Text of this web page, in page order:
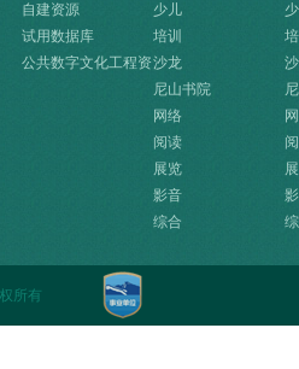
自建资源
试用数据库
公共数字文化工程资
少儿
培训
沙龙
尼山书院
网络
阅读
展览
影音
综合
所有